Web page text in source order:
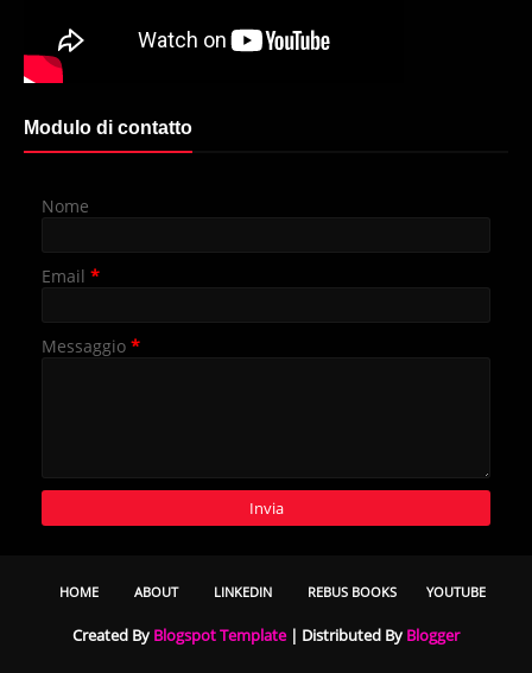
Modulo di contatto
Nome
Email *
Messaggio *
HOME ABOUT LINKEDIN REBUS BOOKS YOUTUBE
Created By Blogspot Template| Distributed By Blogger